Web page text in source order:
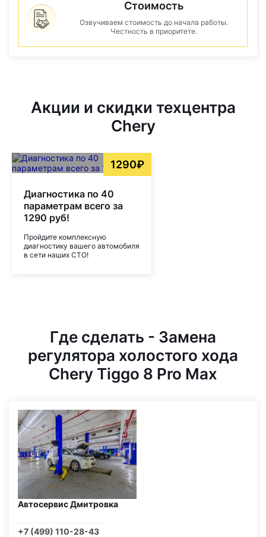
Стоимость
Озвучиваем стоимость до начала работы.
Честность в приоритете.
Акции и скидки техцентра
Chery
1290₽
Диагностика по 40
параметрам всего за
1290 руб!
Пройдите комплексную
диагностику вашего автомобиля
в сети наших СТО!
Где сделать - Замена
регулятора холостого хода
Chery Tiggo 8 Pro Max
Автосервис Дмитровка
+7 (499) 110-28-43